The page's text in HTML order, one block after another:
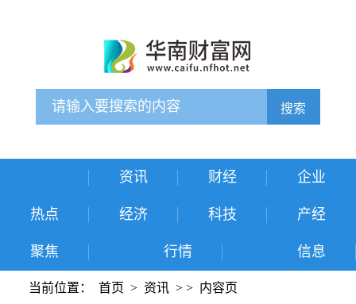
搜索
资讯 财经 企业
热点 经济 科技 产经
聚焦 行情 信息
当前位置： 首页 > 资讯 > > 内容页